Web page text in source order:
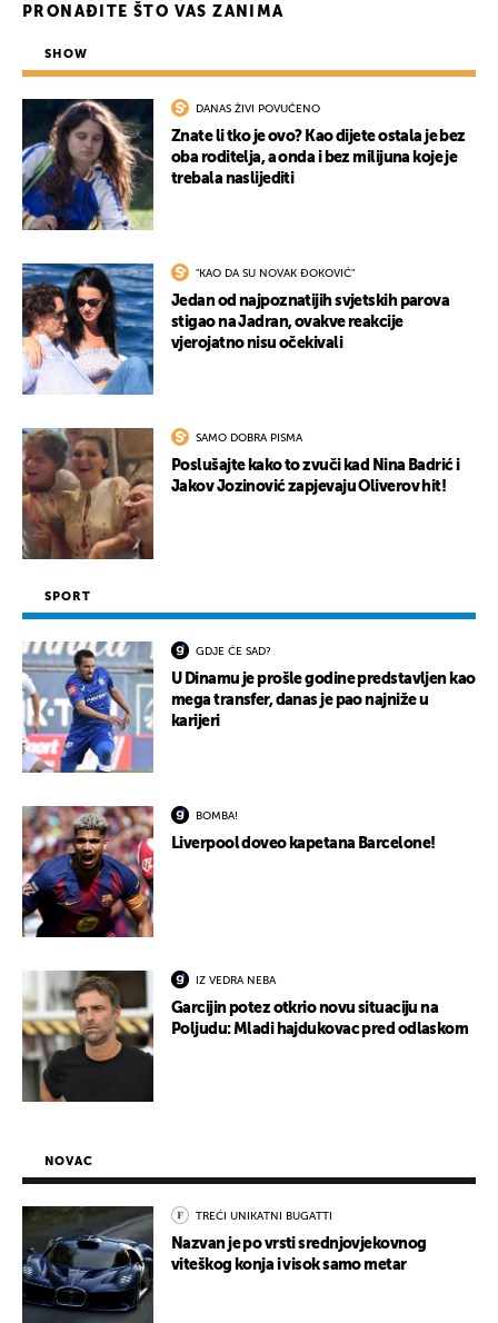
PRONAĐITE ŠTO VAS ZANIMA
SHOW
DANAS ŽIVI POVUČENO
Znate li tko je ovo? Kao dijete ostala je bez
oba roditelja, a onda i bez milijuna koje je
trebala naslijediti
"KAO DA SU NOVAK ĐOKOVIĆ"
Jedan od najpoznatijih svjetskih parova
stigao na Jadran, ovakve reakcije
vjerojatno nisu očekivali
SAMO DOBRA PISMA
Poslušajte kako to zvuči kad Nina Badrić i
Jakov Jozinović zapjevaju Oliverov hit!
SPORT
GDJE ĆE SAD?
U Dinamu je prošle godine predstavljen kao
mega transfer, danas je pao najniže u
karijeri
BOMBA!
Liverpool doveo kapetana Barcelone!
IZ VEDRA NEBA
Garcijin potez otkrio novu situaciju na
Poljudu: Mladi hajdukovac pred odlaskom
NOVAC
TREĆI UNIKATNI BUGATTI
Nazvan je po vrsti srednjovjekovnog
viteškog konja i visok samo metar